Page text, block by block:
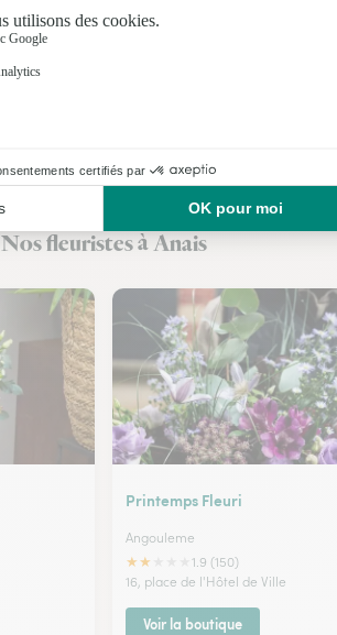
Nos fleuristes à Anais
Printemps Fleuri
Angouleme
★★
1.9 (150)
16, place de l'Hôtel de Ville
Voir la boutique